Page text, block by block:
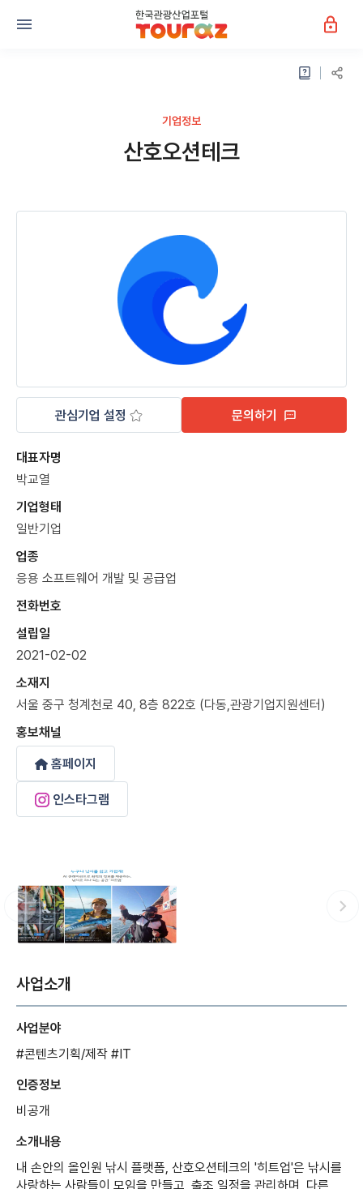
기업정보
산호오션테크
관심기업 설정 문의하기
대표자명
박교열
기업형태
일반기업
업종
응용 소프트웨어 개발 및 공급업
전화번호
설립일
2021-02-02
소재지
서울 중구 청계천로 40, 8층 822호 (다동,관광기업지원센터)
홍보채널
홈페이지
인스타그램
사업소개
사업분야
#콘텐츠기획/제작 #IT
인증정보
비공개
소개내용
내 손안의 올인원 낚시 플랫폼, 산호오션테크의 '히트업'은 낚시를
사랑하는 사람들이 모임을 만들고, 출조 일정을 관리하며, 다른